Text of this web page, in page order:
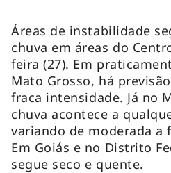
Áreas de instabilidade
chuva em áreas do
feira (27). Em
Mato Grosso, há
fraca intensidade. Já no
chuva acontece a
variando de moderada a
Em Goiás e no Distrito
segue seco e quente.